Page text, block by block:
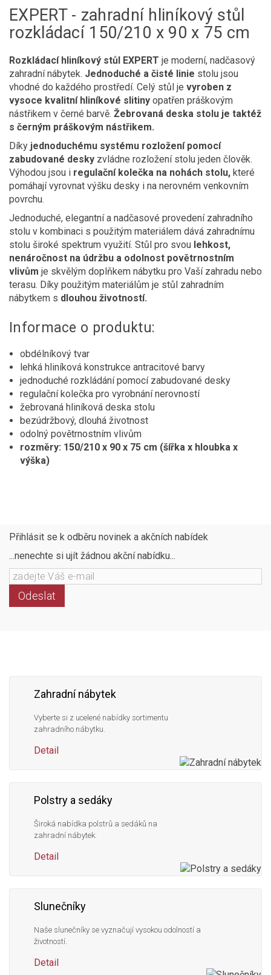
EXPERT - zahradní hliníkový stůl
rozkládací 150/210 x 90 x 75 cm
Rozkládací hliníkový stůl EXPERT je moderní, nadčasový
zahradní nábytek. Jednoduché a čisté linie stolu jsou
vhodné do každého prostředí. Celý stůl je vyroben z
vysoce kvalitní hliníkové slitiny opatřen práškovým
nástřikem v černé barvě. Žebrovaná deska stolu je taktéž
s černým práškovým nástřikem.
Díky jednoduchému systému rozložení pomocí
zabudované desky zvládne rozložení stolu jeden člověk.
Výhodou jsou i regulační kolečka na nohách stolu, které
pomáhají vyrovnat výšku desky i na nerovném venkovním
povrchu.
Jednoduché, elegantní a nadčasové provedení zahradního
stolu v kombinaci s použitým materiálem dává zahradnímu
stolu široké spektrum využití. Stůl pro svou lehkost,
nenáročnost na údržbu a odolnost povětrnostním
vlivům je skvělým doplňkem nábytku pro Vaší zahradu nebo
terasu. Díky použitým materiálům je stůl zahradním
nábytkem s dlouhou životností.
Informace o produktu:
obdélníkový tvar
lehká hliníková konstrukce antracitové barvy
jednoduché rozkládání pomocí zabudované desky
regulační kolečka pro vyrobnání nerovností
žebrovaná hliníková deska stolu
bezúdržbový, dlouhá životnost
odolný povětrnostním vlivům
rozměry: 150/210 x 90 x 75 cm (šířka x hloubka x
výška)
Přihlásit se k odběru novinek a akčních nabídek
...nenechte si ujít žádnou akční nabídku...
Odeslat
Zahradní nábytek
Vyberte si z ucelené nabídky sortimentu
zahradního nábytku.
Detail
Polstry a sedáky
Široká nabídka polstrů a sedáků na
zahradní nábytek.
Detail
Slunečníky
Naše slunečníky se vyznačují vysokou odolností a
životností.
Detail